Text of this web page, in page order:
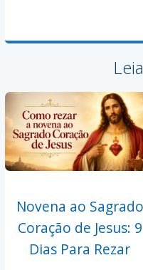
Novena ao Sagrado
Coração de Jesus: 9
Dias Para Rezar